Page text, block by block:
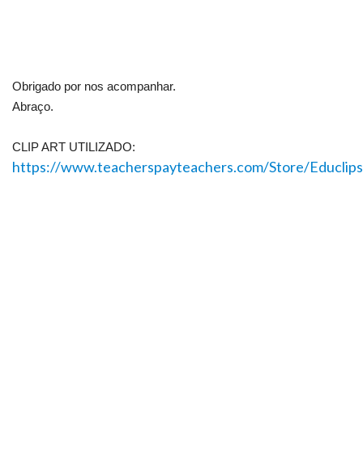
Obrigado por nos acompanhar.
Abraço.
CLIP ART UTILIZADO:
https://www.teacherspayteachers.com/Store/Educlips